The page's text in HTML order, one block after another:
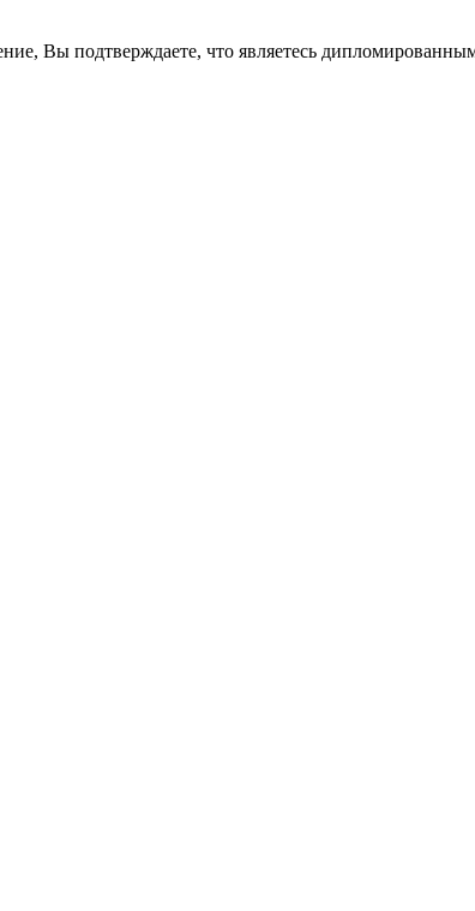
Вы подтверждаете, что являетесь